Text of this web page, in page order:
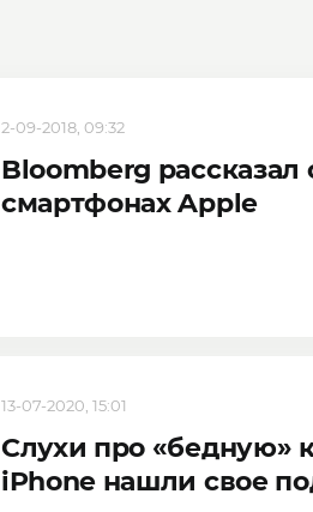
2-09-2018, 09:32
Bloomberg
смартфонах Apple
13-07-2020, 15:01
Слухи про «бедную»
iPhone нашли свое